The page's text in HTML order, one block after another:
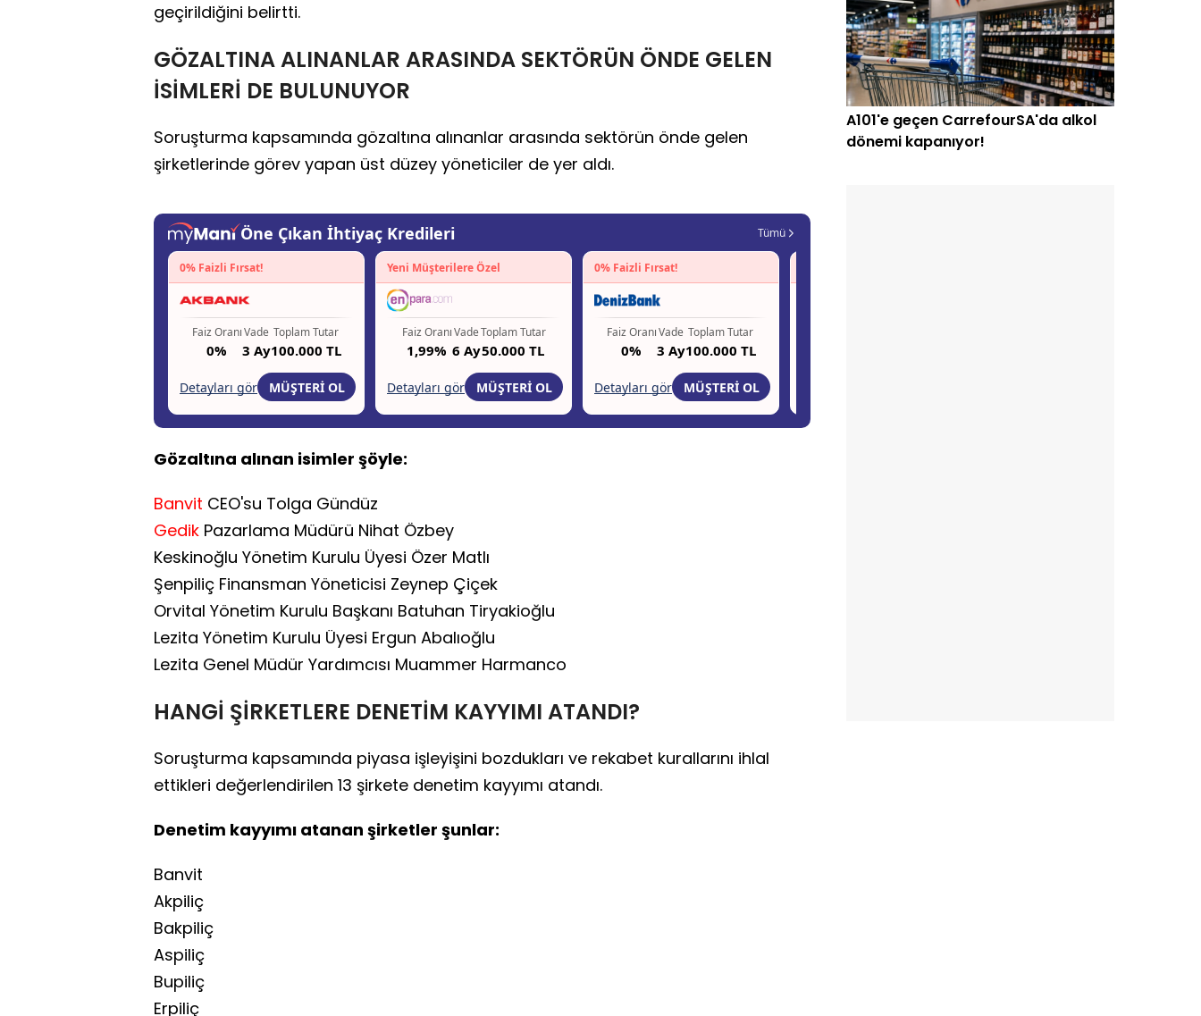
geçirildiğini belirtti.
GÖZALTINA ALINANLAR ARASINDA SEKTÖRÜN ÖNDE GELEN
İSİMLERİ DE BULUNUYOR
Soruşturma kapsamında gözaltına alınanlar arasında sektörün önde gelen
şirketlerinde görev yapan üst düzey yöneticiler de yer aldı.
Gözaltına alınan isimler şöyle:
Banvit CEO'su Tolga Gündüz
Gedik Pazarlama Müdürü Nihat Özbey
Keskinoğlu Yönetim Kurulu Üyesi Özer Matlı
Şenpiliç Finansman Yöneticisi Zeynep Çiçek
Orvital Yönetim Kurulu Başkanı Batuhan Tiryakioğlu
Lezita Yönetim Kurulu Üyesi Ergun Abalıoğlu
Lezita Genel Müdür Yardımcısı Muammer Harmanco
HANGİ ŞİRKETLERE DENETİM KAYYIMI ATANDI?
Soruşturma kapsamında piyasa işleyişini bozdukları ve rekabet kurallarını ihlal
ettikleri değerlendirilen 13 şirkete denetim kayyımı atandı.
Denetim kayyımı atanan şirketler şunlar:
Banvit
Akpiliç
Bakpiliç
Aspiliç
Bupiliç
Erpiliç
A101'e geçen CarrefourSA'da alkol
dönemi kapanıyor!